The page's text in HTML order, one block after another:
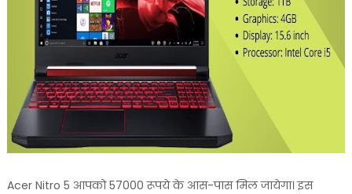
Acer Nitro 5 आपको 57000 रूपये के आस-पास मिल जायेगा। इस